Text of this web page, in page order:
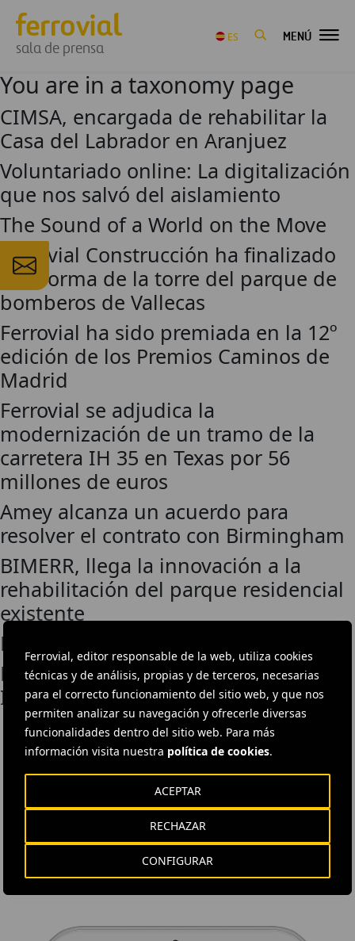
Ferrovial, editor responsable de la web, utiliza cookies
técnicas y de análisis, propias y de terceros, necesarias
para el correcto funcionamiento del sitio web, y que nos
permiten analizar su navegación y ofrecerle diversas
funcionalidades dentro del sitio web. Para más
información visita nuestra política de cookies.
CONFIGURAR
RECHAZAR
ACEPTAR
sala de prensa
ES MENÚ
You are in a taxonomy page
CIMSA, encargada de rehabilitar la
Casa del Labrador en Aranjuez
Voluntariado online: La digitalización
que nos salvó del aislamiento
The Sound of a World on the Move
Ferrovial Construcción ha finalizado
la reforma de la torre del parque de
bomberos de Vallecas
Ferrovial ha sido premiada en la 12º
edición de los Premios Caminos de
Madrid
Ferrovial se adjudica la
modernización de un tramo de la
carretera IH 35 en Texas por 56
millones de euros
Amey alcanza un acuerdo para
resolver el contrato con Birmingham
BIMERR, llega la innovación a la
rehabilitación del parque residencial
existente
La historia del Beti-Jai
Budimex moderniza el Museo de
Ingeniería Municipal en Cracovia
DESCÁRGATE NUESTRA APP
La aplicación de Ferrovial proporciona acceso inmediato a toda la
actualidad de la compañía: contenidos informativos, ofertas de
trabajo y la información básica para el inversor.